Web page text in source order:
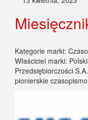
Kategorie marki:
Właściciel marki:
Przedsiębiorczości
pionierskie